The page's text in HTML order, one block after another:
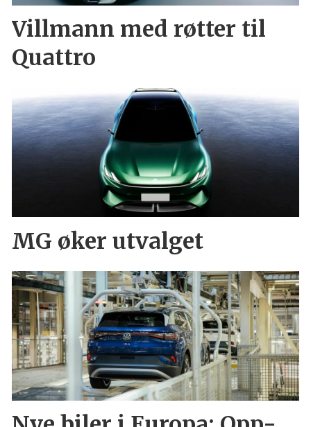
Villmann med røtter til
Quattro
MG øker utvalget